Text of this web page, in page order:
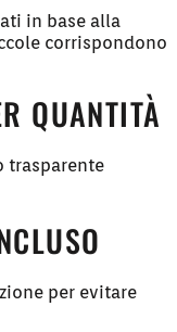
in base alla
corrispondono
QUANTITÀ
trasparente
per evitare